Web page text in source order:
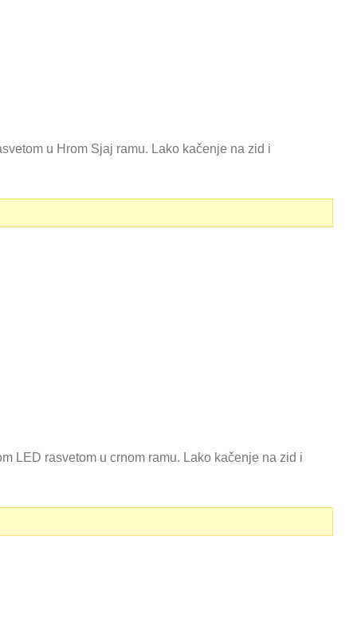
u Hrom Sjaj ramu. Lako kačenje na zid i
LED rasvetom u crnom ramu. Lako kačenje na zid i